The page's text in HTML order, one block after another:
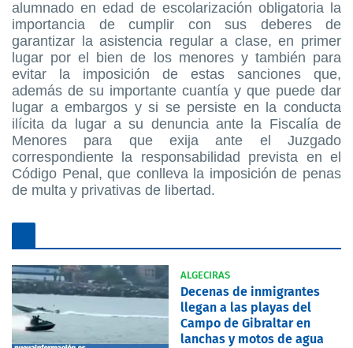
alumnado en edad de escolarización obligatoria la
importancia de cumplir con sus deberes de
garantizar la asistencia regular a clase, en primer
lugar por el bien de los menores y también para
evitar la imposición de estas sanciones que,
además de su importante cuantía y que puede dar
lugar a embargos y si se persiste en la conducta
ilícita da lugar a su denuncia ante la Fiscalía de
Menores para que exija ante el Juzgado
correspondiente la responsabilidad prevista en el
Código Penal, que conlleva la imposición de penas
de multa y privativas de libertad.
ALGECIRAS
Decenas de inmigrantes
llegan a las playas del
Campo de Gibraltar en
lanchas y motos de agua